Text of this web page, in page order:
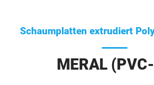
Schaumplatten extrudiert
MERAL